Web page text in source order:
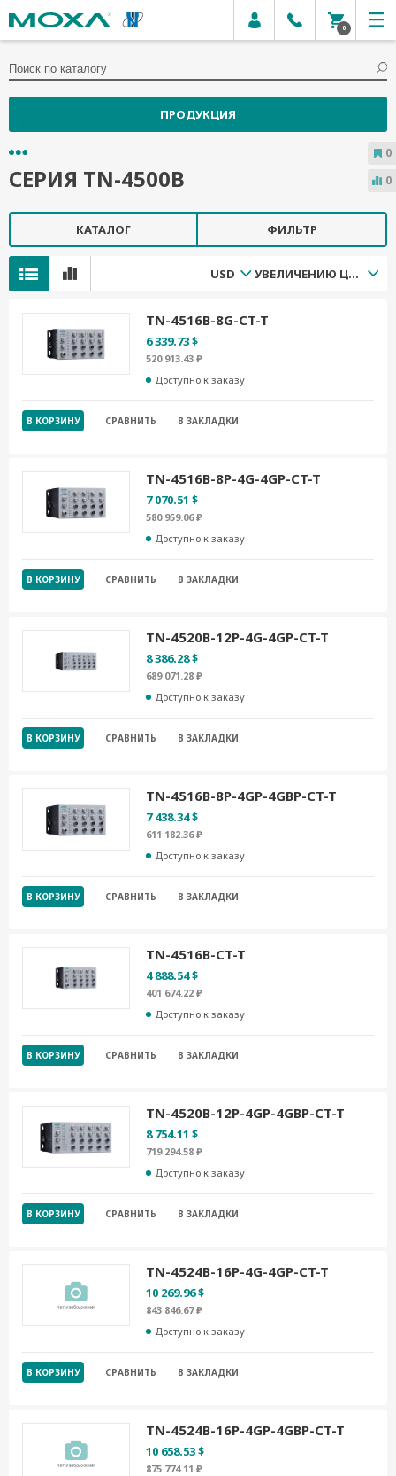
0
ПРОДУКЦИЯ
СЕРИЯ TN-4500B
КАТАЛОГ ФИЛЬТР
USD УВЕЛИЧЕНИЮ ЦЕНЫ
TN-4516B-8G-CT-T
6 339.73 $
520 913.43 ₽
Доступно к заказу
В КОРЗИНУ СРАВНИТЬ В ЗАКЛАДКИ
TN-4516B-8P-4G-4GP-CT-T
7 070.51 $
580 959.06 ₽
Доступно к заказу
В КОРЗИНУ СРАВНИТЬ В ЗАКЛАДКИ
TN-4520B-12P-4G-4GP-CT-T
8 386.28 $
689 071.28 ₽
Доступно к заказу
В КОРЗИНУ СРАВНИТЬ В ЗАКЛАДКИ
TN-4516B-8P-4GP-4GBP-CT-T
7 438.34 $
611 182.36 ₽
Доступно к заказу
В КОРЗИНУ СРАВНИТЬ В ЗАКЛАДКИ
TN-4516B-CT-T
4 888.54 $
401 674.22 ₽
Доступно к заказу
В КОРЗИНУ СРАВНИТЬ В ЗАКЛАДКИ
TN-4520B-12P-4GP-4GBP-CT-T
8 754.11 $
719 294.58 ₽
Доступно к заказу
В КОРЗИНУ СРАВНИТЬ В ЗАКЛАДКИ
TN-4524B-16P-4G-4GP-CT-T
10 269.96 $
843 846.67 ₽
Доступно к заказу
В КОРЗИНУ СРАВНИТЬ В ЗАКЛАДКИ
TN-4524B-16P-4GP-4GBP-CT-T
10 658.53 $
875 774.11 ₽
0
0